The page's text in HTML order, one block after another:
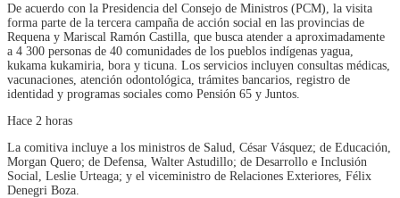
De acuerdo con la Presidencia del Consejo de Ministros (PCM), la visita
forma parte de la tercera campaña de acción social en las provincias de
Requena y Mariscal Ramón Castilla, que busca atender a aproximadamente
a 4 300 personas de 40 comunidades de los pueblos indígenas yagua,
kukama kukamiria, bora y ticuna. Los servicios incluyen consultas médicas,
vacunaciones, atención odontológica, trámites bancarios, registro de
identidad y programas sociales como Pensión 65 y Juntos.
Hace 2 horas
La comitiva incluye a los ministros de Salud, César Vásquez; de Educación,
Morgan Quero; de Defensa, Walter Astudillo; de Desarrollo e Inclusión
Social, Leslie Urteaga; y el viceministro de Relaciones Exteriores, Félix
Denegri Boza.